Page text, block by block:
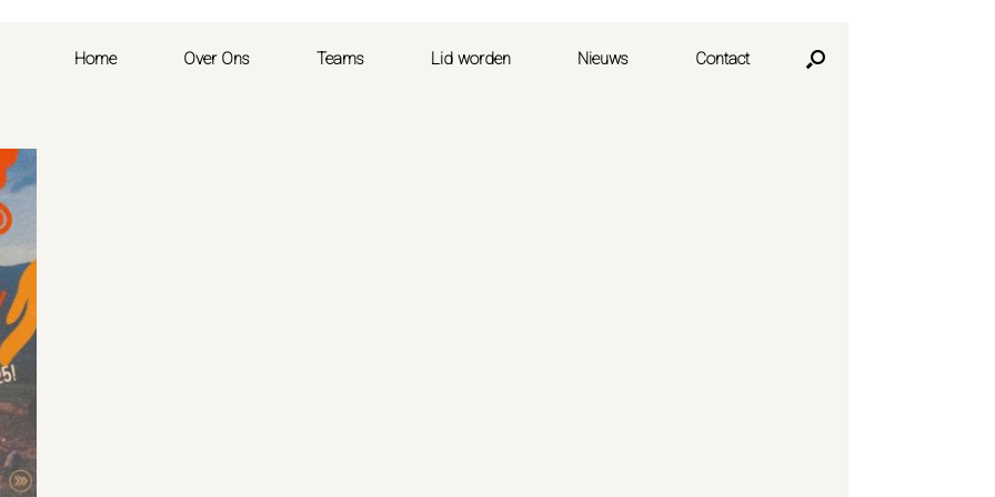
Home Over Ons Teams Lid worden Nieuws Contact